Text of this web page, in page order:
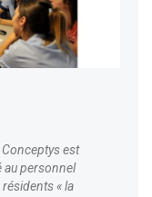
est
au personnel
« la